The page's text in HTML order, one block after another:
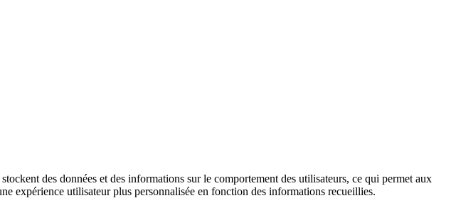
des données et des informations sur le comportement des utilisateurs, ce qui permet aux
expérience utilisateur plus personnalisée en fonction des informations recueillies.